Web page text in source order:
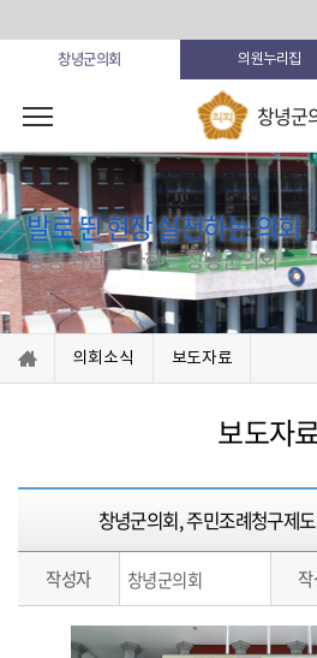
창녕군의회 의원누리집
창녕군
발로 뛴 현장 실천하는 의회
항상 최선을 다하는 창녕군의회
의회소식 보도자료
보도자
창녕군의회, 주민조례청구제
작성자 창녕군의회